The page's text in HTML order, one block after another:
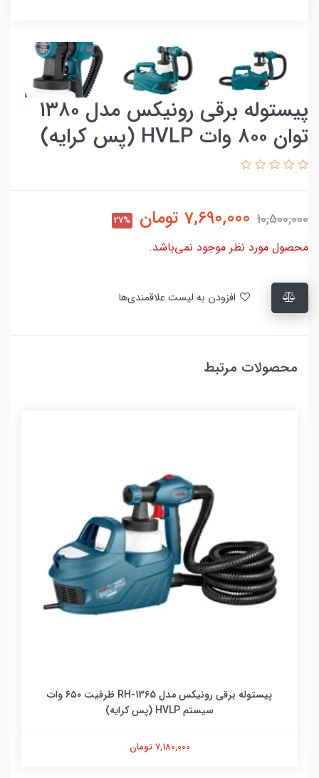
پیستوله برقی رونیکس مدل ۱۳۸۰
توان ۸۰۰ وات HVLP (پس کرایه)
10,500,000
7,690,000 تومان 27%
محصول مورد نظر موجود نمی‌باشد.
محصولات مرتبط
پیستوله برقی رونیکس مدل RH-1365 ظرفیت ۶۵۰ وات
سیستم HVLP (پس کرایه)
7,180,000 تومان